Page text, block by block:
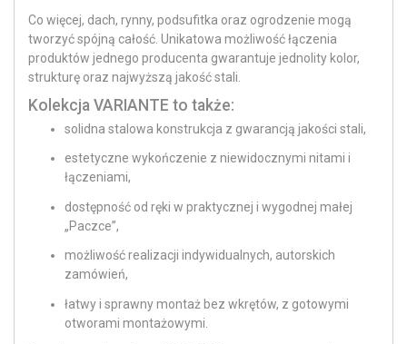
Co więcej, dach, rynny, podsufitka oraz ogrodzenie mogą
tworzyć spójną całość. Unikatowa możliwość łączenia
produktów jednego producenta gwarantuje jednolity kolor,
strukturę oraz najwyższą jakość stali.
Kolekcja VARIANTE to także:
solidna stalowa konstrukcja z gwarancją jakości stali,
estetyczne wykończenie z niewidocznymi nitami i
łączeniami,
dostępność od ręki w praktycznej i wygodnej małej
„Paczce”,
możliwość realizacji indywidualnych, autorskich
zamówień,
łatwy i sprawny montaż bez wkrętów, z gotowymi
otworami montażowymi.